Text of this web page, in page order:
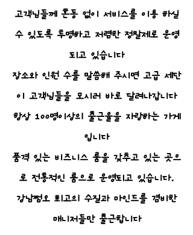
고객님들께 혼동 없이 서비스를 이용 하실
수 있도록 투명하고 저렴한 정찰제로 운영
되고 있습니다
장소와 인원 수를 말씀해 주시면 고급 세단
이 고객님들을 모시러 바로 달려나갑니다
항상 100명이상의 출근율을 자랑하는 가게
입니다
품격 있는 비즈니스 룸을 갖추고 있는 곳으
로 전통적인 룸으로 운영되고 있습니다.
강남쩜오 최고의 수질과 마인드를 겸비한
매니저들만 출근합니다